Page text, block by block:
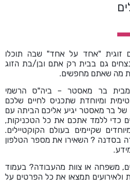
זוגית "אחד על אחד" שבה תוכלו
גם בבית רק אתם ובן/בת הזוג
מה שאתם מחפשים.
מבית בר מאסטר – ביה"ס הרשמי
ומיוחדת שתכניס לחיים שלכם
של בר מאסטר יגיע אליכם הביתה עם
כדי ללמד אתכם את כל הטכניקות,
שקיימים בעולם הקוקטיילים.
בסדנה ? השאירו את מספר הטלפון
משפחה או צוות מהעבודה? בעמוד
ולאירועים תמצאו את כל הפרטים על